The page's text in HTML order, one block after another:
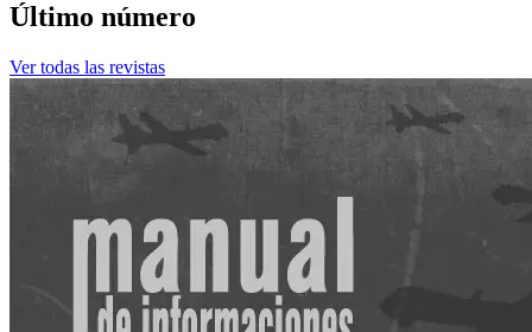
Último número
Ver todas las revistas